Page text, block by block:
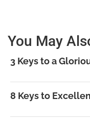
You May
3 Keys to a
8 Keys to